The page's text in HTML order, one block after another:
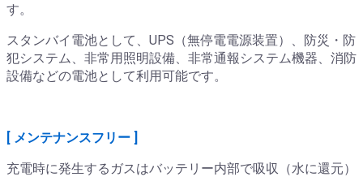
す。
スタンバイ電池として、UPS（無停電電源装置）、防災・防
犯システム、非常用照明設備、非常通報システム機器、消防
設備などの電池として利用可能です。
[ メンテナンスフリー ]
充電時に発生するガスはバッテリー内部で吸収（水に還元）